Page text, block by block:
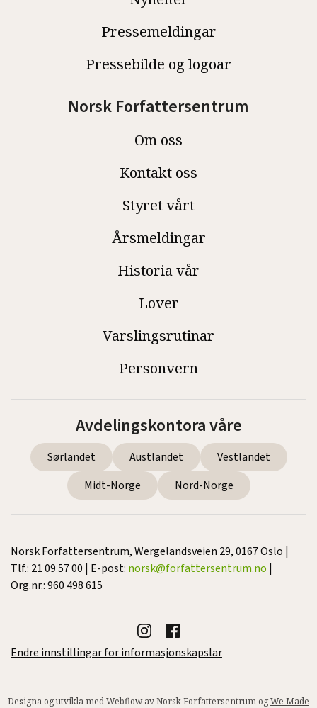
Pressemeldingar
Pressebilde og logoar
Norsk Forfattersentrum
Om oss
Kontakt oss
Styret vårt
Årsmeldingar
Historia vår
Lover
Varslingsrutinar
Personvern
Avdelingskontora våre
Sørlandet Austlandet
Vestlandet
Midt-Norge
Nord-Norge
Norsk Forfattersentrum, Wergelandsveien 29, 0167 Oslo |
Tlf.: 21 09 57 00 | E-post: norsk@forfattersentrum.no |
Org.nr.: 960 498 615
Endre innstillingar for informasjonskapslar
Designa og utvikla med Webflow av Norsk Forfattersentrum ogWe Made